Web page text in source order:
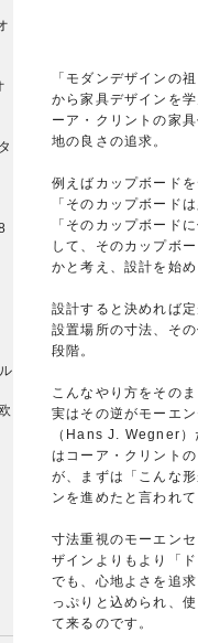
「モダンデザインの
から家具デザインを
ーア・クリントの家
地の良さの追求。
例えばカップボード
「そのカップボード
「そのカップボード
して、そのカップボ
かと考え、設計を始
設計すると決めれば
設置場所の寸法、そ
段階。
こんなやり方をその
実はその逆がモーエ
（Hans J. Wegner
はコーア・クリント
が、まずは「こんな
ンを進めたと言われ
寸法重視のモーエン
ザインよりもより「
でも、心地よさを追
っぷりと込められ、
て来るのです。